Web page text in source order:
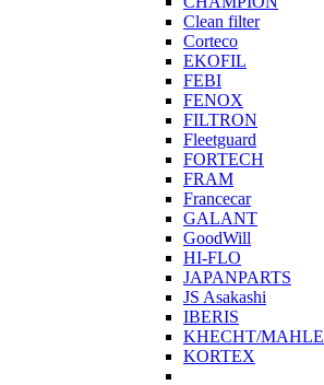
Clean filter
Corteco
EKOFIL
FEBI
FENOX
FILTRON
Fleetguard
FORTECH
FRAM
Francecar
GALANT
GoodWill
HI-FLO
JAPANPARTS
JS Asakashi
IBERIS
KHECHT/MAHLE
KORTEX